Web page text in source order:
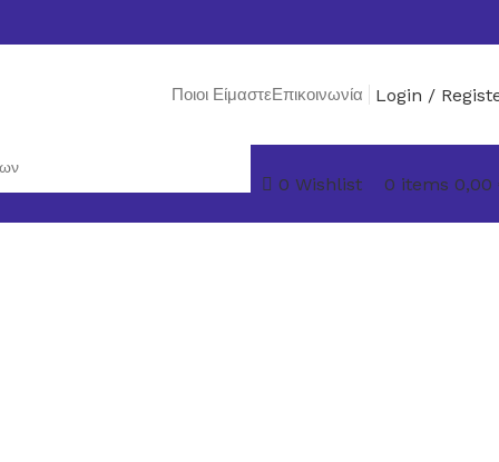
Ποιοι ΕίμαστεΕπικοινωνία Login /
0 Wishlist 0 items 0,00